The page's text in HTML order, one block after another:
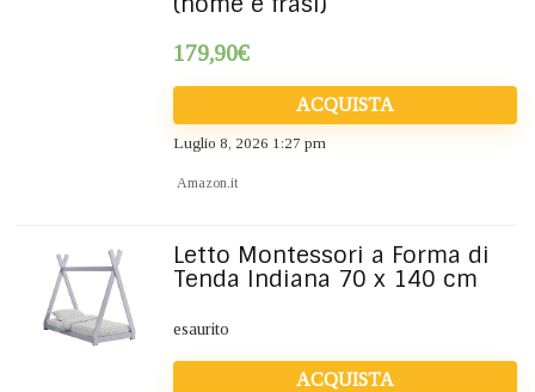
179,90€
ACQUISTA
Luglio 8, 2026 1:27 pm
Amazon.it
Letto Montessori a Forma di
Tenda Indiana 70 x 140 cm
esaurito
ACQUISTA